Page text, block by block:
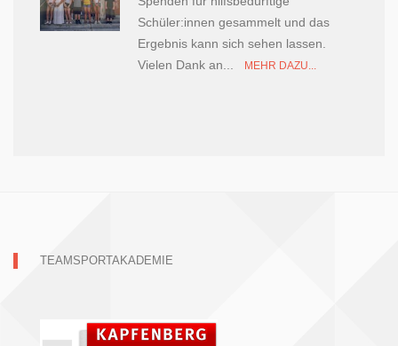
Schüler:innen gesammelt und das
Ergebnis kann sich sehen lassen.
Vielen Dank an...
MEHR DAZU...
TEAMSPORTAKADEMIE